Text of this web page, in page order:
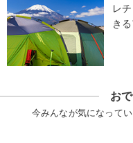
レ
き
お
今みんなが気になって